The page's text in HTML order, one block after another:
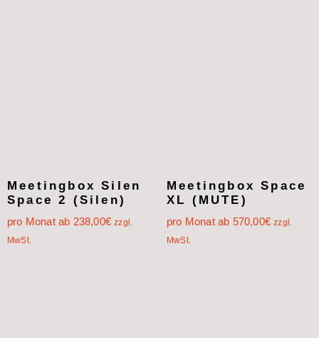
Meetingbox Silen
Space 2 (Silen)
pro Monat ab 238,00€ zzgl.
MwSt.
Meetingbox Space
XL (MUTE)
pro Monat ab 570,00€ zzgl.
MwSt.